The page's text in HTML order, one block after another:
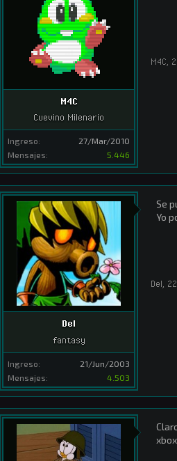
M4C
Cuevino Milenario
Ingreso:
27/Mar/2010
Mensajes:
5.446
M4C
Del
fantasy
Ingreso:
21/Jun/2003
Mensajes:
4.503
Se
Yo
Del,